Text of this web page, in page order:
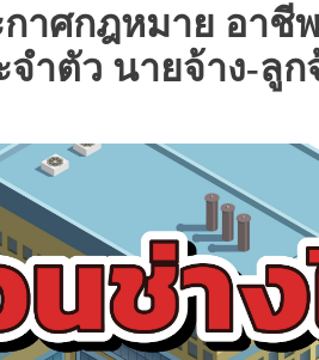
กาศกฎหมาย อาชี
จำตัว นายจ้าง-ลู